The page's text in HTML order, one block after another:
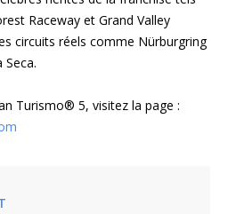
Raceway et Grand Valley
circuits réels comme Nürburgring
Seca.
Turismo® 5, visitez la page :